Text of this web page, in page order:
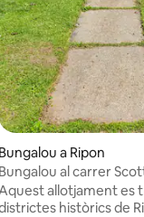
mitjana d'un total
Bungalou a Ripon
Bungalou al carrer
Lake
allotjament es
històrics de